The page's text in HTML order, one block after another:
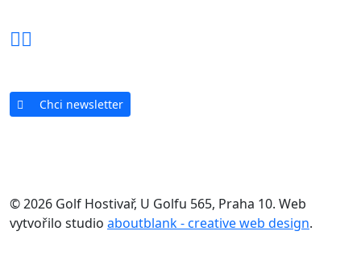
Chci newsletter
© 2026 Golf Hostivař, U Golfu 565, Praha 10. Web
vytvořilo studio aboutblank - creative web design.